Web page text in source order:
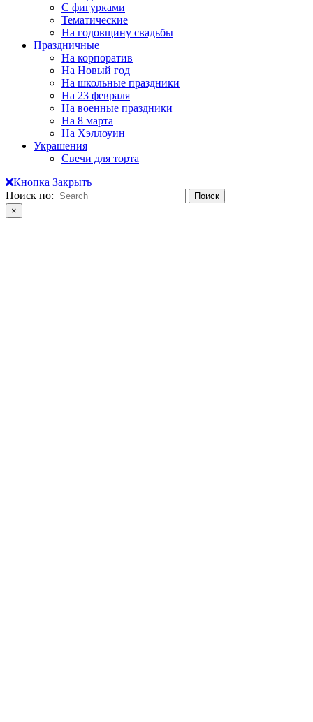
С фигурками
Тематические
На годовщину свадьбы
Праздничные
На корпоратив
На Новый год
На школьные праздники
На 23 февраля
На военные праздники
На 8 марта
На Хэллоуин
Украшения
Свечи для торта
Кнопка Закрыть
Поиск по:
×